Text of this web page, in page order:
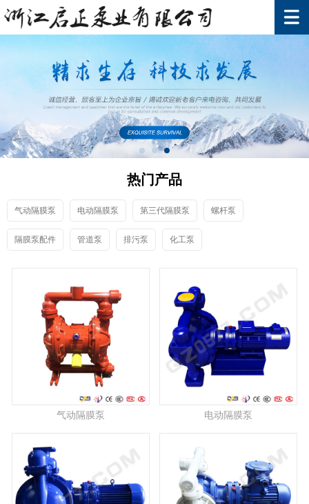
热门产品
气动隔膜泵 电动隔膜泵 第三代隔膜泵 螺杆泵
隔膜泵配件 管道泵 排污泵 化工泵
气动隔膜泵 电动隔膜泵